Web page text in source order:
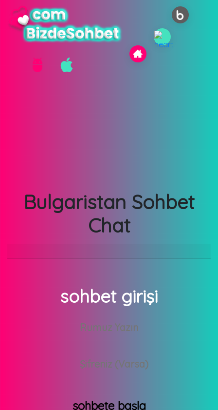
Bulgaristan Sohbet
Chat
sohbet girişi